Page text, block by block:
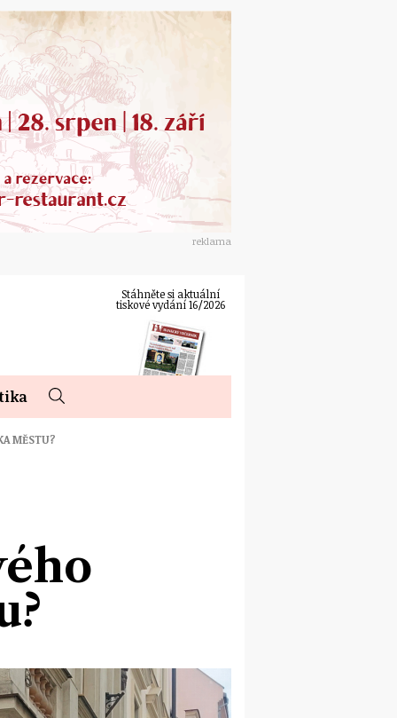
reklama
Stáhněte si aktuální
tiskové vydání 16/2026
MĚSTU?